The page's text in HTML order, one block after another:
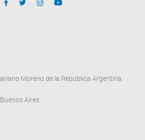
Moreno de la República Argentina
Aires